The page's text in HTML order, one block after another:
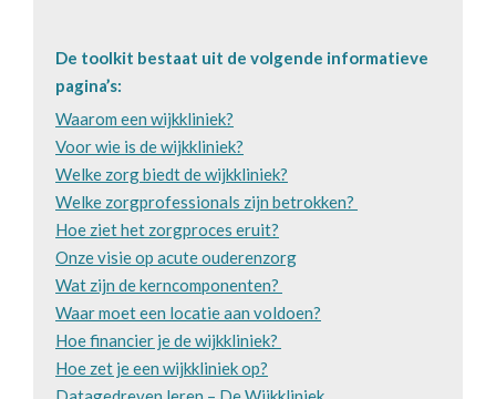
De toolkit bestaat uit de volgende informatieve
pagina’s:
Waarom een wijkkliniek?
Voor wie is de wijkkliniek?
Welke zorg biedt de wijkkliniek?
Welke zorgprofessionals zijn betrokken?
Hoe ziet het zorgproces eruit?
Onze visie op acute ouderenzorg
Wat zijn de kerncomponenten?
Waar moet een locatie aan voldoen?
Hoe financier je de wijkkliniek?
Hoe zet je een wijkkliniek op?